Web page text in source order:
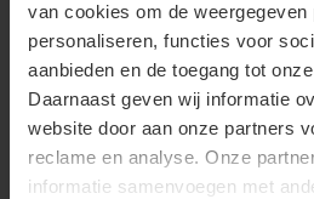
van cookies om de weergegeven
personaliseren, functies voor
aanbieden en de toegang tot
Daarnaast geven wij informatie
website door aan onze partners
reclame en analyse. Onze
informatie samenvoegen met